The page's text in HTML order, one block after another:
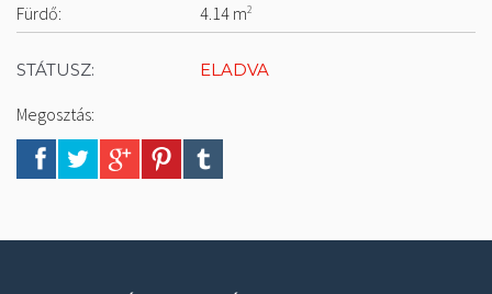
Fürdő: 4.14 m2
STÁTUSZ: ELADVA
Megosztás: